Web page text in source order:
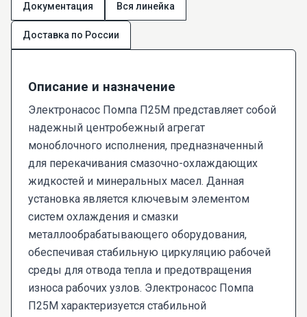
Документация Вся линейка
Доставка по России
Описание и назначение
Электронасос Помпа П25М представляет собой
надежный центробежный агрегат
моноблочного исполнения, предназначенный
для перекачивания смазочно-охлаждающих
жидкостей и минеральных масел. Данная
установка является ключевым элементом
систем охлаждения и смазки
металлообрабатывающего оборудования,
обеспечивая стабильную циркуляцию рабочей
среды для отвода тепла и предотвращения
износа рабочих узлов. Электронасос Помпа
П25М характеризуется стабильной